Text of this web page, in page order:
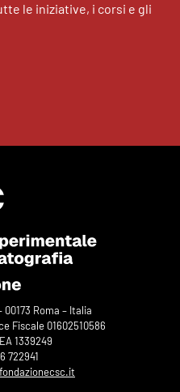
le iniziative, i corsi e gli
00173 Roma – Italia
Fiscale 01602510586
1339249
722941